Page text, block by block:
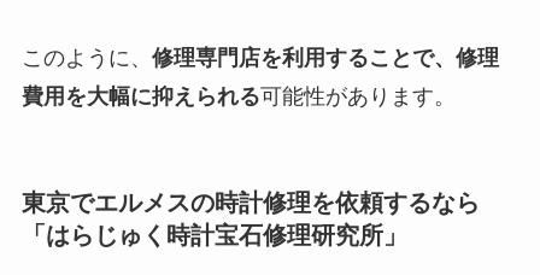
このように、 修理専門店を利用することで、修理
費用を大幅に抑えられる可能性があります。
東京でエルメスの時計修理を依頼するなら
「はらじゅく時計宝石修理研究所」